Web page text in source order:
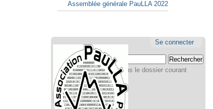
Assemblée générale PauLLA 2022
Aller
contenu.
Aller
à
la
navigation
Outils
Se connecter
Chercher par
Seulement dans le dossier courant
Recherche
avancée…
Navigation